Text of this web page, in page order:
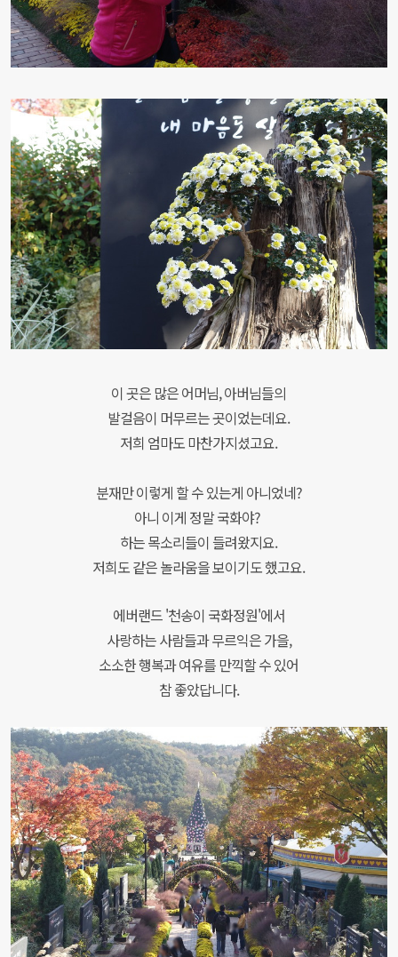
이 곳은많은 어머님, 아버님들의
발걸음이 머무르는 곳이었는데요.
저희 엄마도 마찬가지셨고요.
분재만 이렇게 할 수 있는게 아니었네?
아니 이게 정말 국화야?
하는 목소리들이 들려왔지요.
저희도 같은 놀라움을 보이기도 했고요.
에버랜드 '천송이 국화정원'에서
사랑하는 사람들과 무르익은 가을,
소소한 행복과 여유를 만끽할 수 있어
참 좋았답니다.